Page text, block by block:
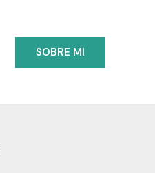
SOBRE MI